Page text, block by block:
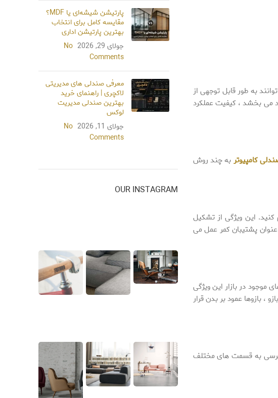
به طور قابل توجهی از
می بخشد ، کیفیت عملکرد
کامپیوتر به چند روش
این ویژگی از تشکیل
پشتیبان کمر عمل می
موجود در بازار این ویژگی
، بازوها عمود بر بدن قرار
به قسمت های مختلف
پارتیشن شیشه‌ای یا MDF؟
مقایسه کامل برای انتخاب
بهترین پارتیشن اداری
جولای 29, 2026
No
Comments
معرفی صندلی‌ های مدیریتی
لاکچری | راهنمای خرید
بهترین صندلی مدیریت
لوکس
جولای 11, 2026
No
Comments
OUR INSTAGRAM